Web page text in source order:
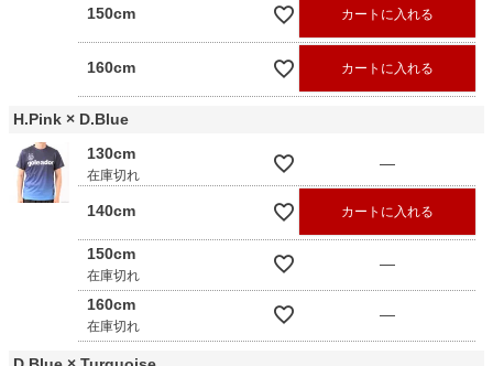
150cm カートに入れる
160cm カートに入れる
H.Pink × D.Blue
130cm
在庫切れ
—
140cm カートに入れる
150cm
在庫切れ
—
160cm
在庫切れ
—